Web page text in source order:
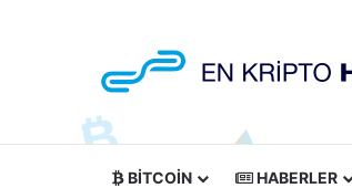
BITCOIN HABERLER